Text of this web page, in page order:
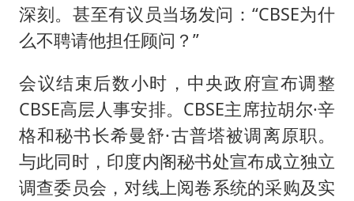
深刻。甚至有议员当场发问：“CBSE为什
么不聘请他担任顾问？”
会议结束后数小时，中央政府宣布调整
CBSE高层人事安排。CBSE主席拉胡尔·辛
格和秘书长希曼舒·古普塔被调离原职。
与此同时，印度内阁秘书处宣布成立独立
调查委员会，对线上阅卷系统的采购及实